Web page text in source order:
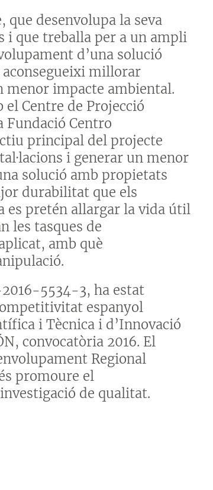
desenvolupa la seva
que treballa per a un ampli
d’una solució
millorar
menor impacte ambiental.
el Centre de Projecció
Fundació Centro
principal del projecte
i generar un menor
solució amb propietats
durabilitat que els
es pretén allargar la vida útil
les tasques de
amb què
5534-3, ha estat
espanyol
i Tècnica i d’Innovació
convocatòria 2016. El
Regional
promoure el
de qualitat.